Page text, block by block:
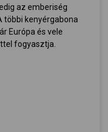
az emberiség
többi kenyérgabona
Európa és vele
fogyasztja.